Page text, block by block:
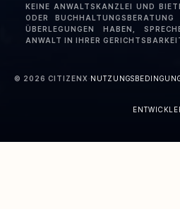
KEINE ANWALTSKANZLEI UND
ODER
ÜBERLEGUNGEN HABEN,
ANWALT IN IHRER
© 2026 CITIZENX ·